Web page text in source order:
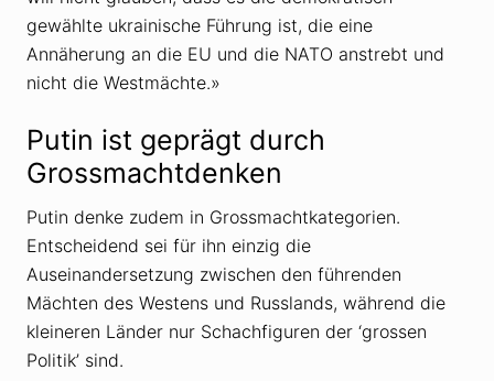
gewählte ukrainische Führung ist, die eine
Annäherung an die EU und die NATO anstrebt und
nicht die Westmächte.»
Putin ist geprägt durch
Grossmachtdenken
Putin denke zudem in Grossmachtkategorien.
Entscheidend sei für ihn einzig die
Auseinandersetzung zwischen den führenden
Mächten des Westens und Russlands, während die
kleineren Länder nur Schachfiguren der ‘grossen
Politik’ sind.